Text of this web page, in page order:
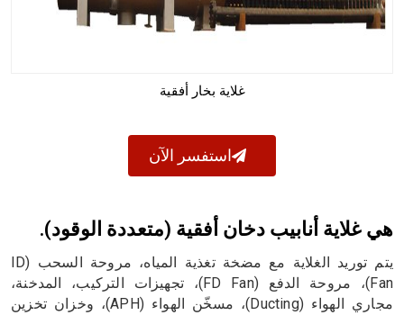
غلاية بخار أفقية
استفسر الآن
هي غلاية أنابيب دخان أفقية (متعددة الوقود).
يتم توريد الغلاية مع مضخة تغذية المياه، مروحة السحب (ID
Fan)، مروحة الدفع (FD Fan)، تجهيزات التركيب، المدخنة،
مجاري الهواء (Ducting)، مسخّن الهواء (APH)، وخزان تخزين